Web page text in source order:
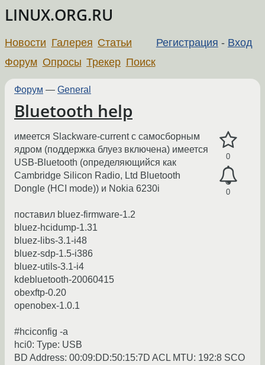
LINUX.ORG.RU
Регистрация - Вход
Новости Галерея Статьи
Форум Опросы Трекер Поиск
Форум — General
Bluetooth help
0
0
имеется Slackware-current с самосборным
ядром (поддержка блуез включена) имеется
USB-Bluetooth (определяющийся как
Cambridge Silicon Radio, Ltd Bluetooth
Dongle (HCI mode)) и Nokia 6230i
поставил bluez-firmware-1.2
bluez-hcidump-1.31
bluez-libs-3.1-i48
bluez-sdp-1.5-i386
bluez-utils-3.1-i4
kdebluetooth-20060415
obexftp-0.20
openobex-1.0.1
#hciconfig -a
hci0: Type: USB
BD Address: 00:09:DD:50:15:7D ACL MTU: 192:8 SCO